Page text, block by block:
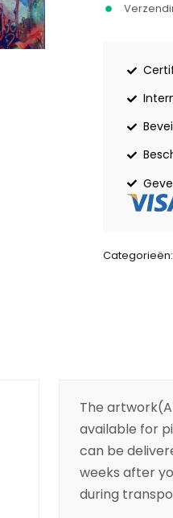
Categorieën:
The
available for
can be
weeks after
during